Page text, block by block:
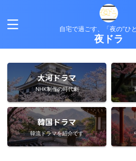
自宅で過ごす、「夜の”ひと
夜ドラ
大河ドラマ
NHK制作の時代劇
韓国ドラマ
韓流ドラマを紹介です